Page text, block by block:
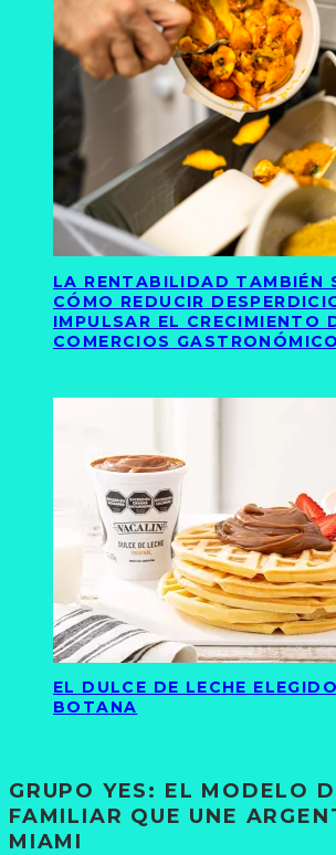
LA RENTABILIDAD TAMBIÉN
CÓMO REDUCIR
IMPULSAR EL CRECIMIENTO
COMERCIOS
EL DULCE DE LECHE
BOTANA
GRUPO YES: EL MODELO
FAMILIAR QUE UNE
MIAMI